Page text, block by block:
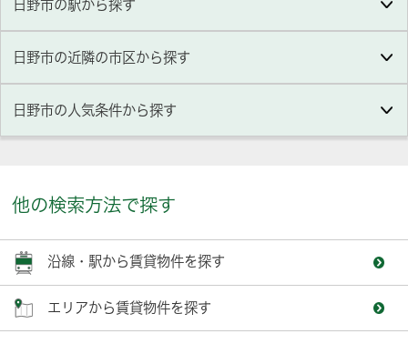
日野市の駅から探す
日野市の近隣の市区から探す
日野市の人気条件から探す
他の検索方法で探す
沿線・駅から賃貸物件を探す
エリアから賃貸物件を探す